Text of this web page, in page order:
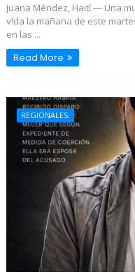
Juana Méndez, Haití.— Una
v!da la mañana de este
en las ...
Read More
REGIONALES.